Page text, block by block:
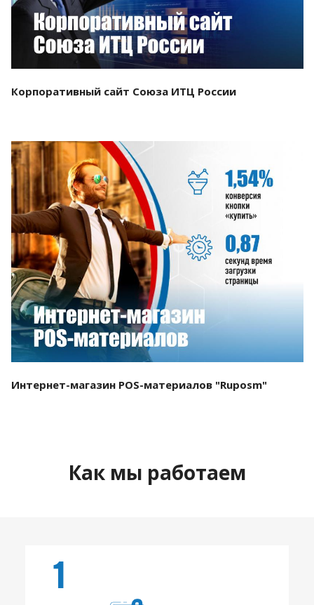
Корпоративный сайт Союза ИТЦ России
Смотреть проект
Интернет-магазин POS-материалов "Ruposm"
Как мы работаем
1